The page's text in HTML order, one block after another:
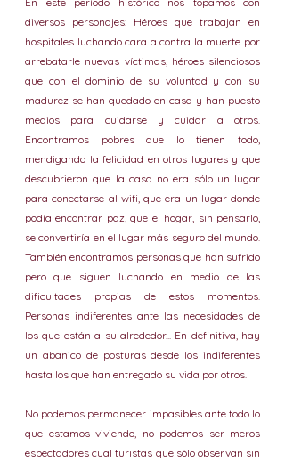
diversos personajes: Héroes que trabajan en
hospitales luchando cara a contra la muerte por
arrebatarle nuevas víctimas, héroes silenciosos
que con el dominio de su voluntad y con su
madurez se han quedado en casa y han puesto
medios para cuidarse y cuidar a otros.
Encontramos pobres que lo tienen todo,
mendigando la felicidad en otros lugares y que
descubrieron que la casa no era sólo un lugar
para conectarse al wifi, que era un lugar donde
podía encontrar paz, que el hogar, sin pensarlo,
se convertiría en el lugar más seguro del mundo.
También encontramos personas que han sufrido
pero que siguen luchando en medio de las
dificultades propias de estos momentos.
Personas indiferentes ante las necesidades de
los que están a su alrededor... En definitiva, hay
un abanico de posturas desde los indiferentes
hasta los que han entregado su vida por otros.
No podemos permanecer impasibles ante todo lo
que estamos viviendo, no podemos ser meros
espectadores cual turistas que sólo observan sin